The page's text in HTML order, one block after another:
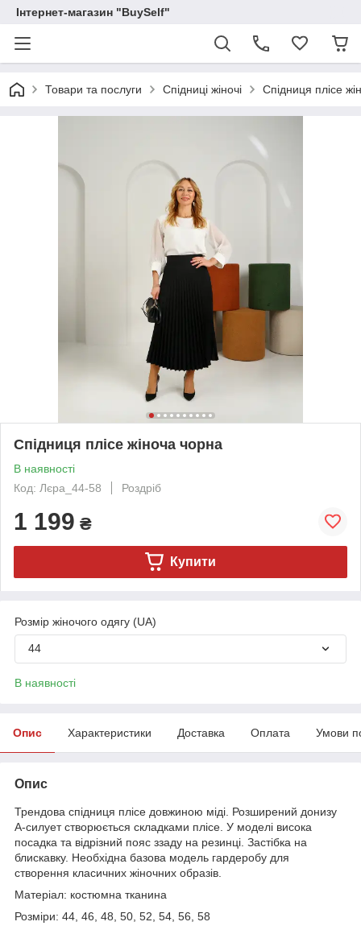
Інтернет-магазин "BuySelf"
Товари та послуги Спідниці жіночі Спідниця плісе
Спідниця плісе жіноча чорна
В наявності
Код: Лєра_44-58
Роздріб
1 199 ₴
Купити
Розмір жіночого одягу (UA)
44
В наявності
Опис Характеристики Доставка Оплата Умови
Опис
Трендова спідниця плісе довжиною міді. Розширений донизу
A-силует створюється складками плісе. У моделі висока
посадка та відрізний пояс ззаду на резинці. Застібка на
блискавку. Необхідна базова модель гардеробу для
створення класичних жіночних образів.
Матеріал: костюмна тканина
Розміри: 44, 46, 48, 50, 52, 54, 56, 58